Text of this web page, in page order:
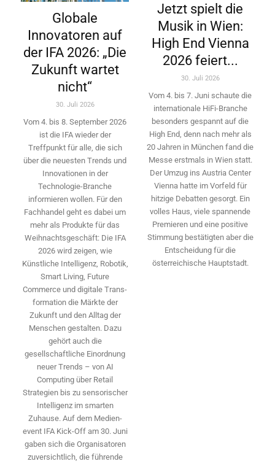
Globale
Innovatoren auf
der IFA 2026: „Die
Zukunft wartet
nicht“
30. Juli 2026
Vom 4. bis 8. September 2026
ist die IFA wieder der
Treffpunkt für alle, die sich
über die neuesten Trends und
Innovationen in der
Technologie-­Branche
informieren wollen. Für den
Fachhandel geht es dabei um
mehr als Produkte für das
Weihnachtsgeschäft: Die IFA
2026 wird ­zeigen, wie
Künstliche Intelligenz, Robotik,
Smart Living, Future
Commerce und digitale Trans­
formation die Märkte der
Zukunft und den Alltag der
Menschen gestalten. Dazu
gehört auch die
gesellschaftliche Einordnung
neuer Trends – von AI
Computing über Retail
Strategien bis zu sensorischer
Intelligenz im smarten
Zuhause. Auf dem Medien­
event IFA Kick-Off am 30. Juni
gaben sich die Organisatoren
zuversichtlich, die führende
Jetzt spielt die
Musik in Wien:
High End Vienna
2026 feiert...
30. Juli 2026
Vom 4. bis 7. Juni schaute die
internationale HiFi-Branche
besonders gespannt auf die
High End, denn nach mehr als
20 Jahren in München fand die
Messe erstmals in Wien statt.
Der Umzug ins Austria Center
Vienna hatte im Vorfeld für
hitzige Debatten gesorgt. Ein
volles Haus, viele spannende
Premieren und eine positive
Stimmung bestätigten aber die
Entscheidung für die
österreichische Hauptstadt.